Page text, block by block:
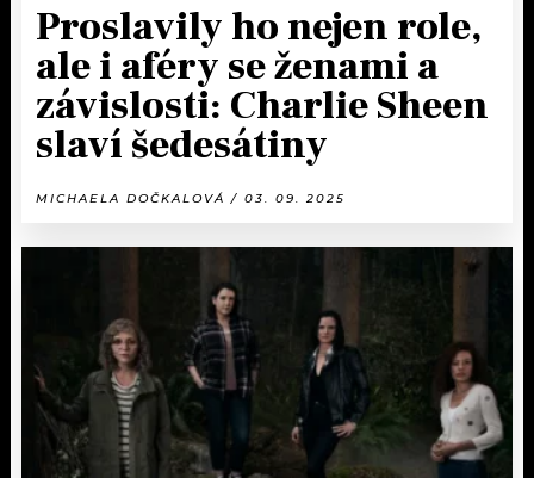
MIX
OSTATNÍ
Proslavily ho nejen role,
ale i aféry se ženami a
závislosti: Charlie Sheen
slaví šedesátiny
MICHAELA DOČKALOVÁ / 03. 09. 2025